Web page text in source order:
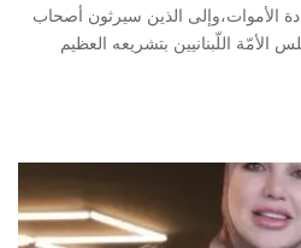
الأموات،وإلى الذين سيرثون أصحاب
الأمّة اللّبنانيين بتشريعه العظيم